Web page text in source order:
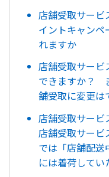
店舗受取サービ
イントキャンペ
れますか
店舗受取サービ
できますか？
舗受取に変更は
店舗受取サービ
店舗受取サービ
では「店舗配
には着荷してい